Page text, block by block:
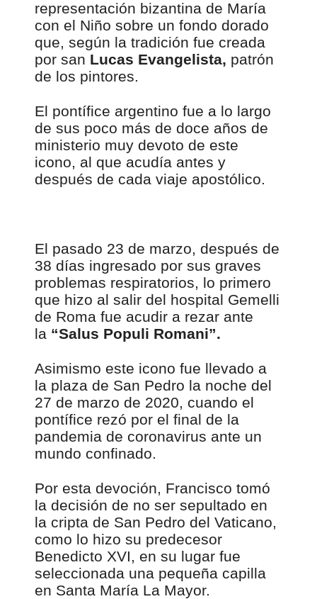
representación bizantina de María
con el Niño sobre un fondo dorado
que, según la tradición fue creada
por san Lucas Evangelista, patrón
de los pintores.
El pontífice argentino fue a lo largo
de sus poco más de doce años de
ministerio muy devoto de este
icono, al que acudía antes y
después de cada viaje apostólico.
El pasado 23 de marzo, después de
38 días ingresado por sus graves
problemas respiratorios, lo primero
que hizo al salir del hospital Gemelli
de Roma fue acudir a rezar ante
la “Salus Populi Romani”.
Asimismo este icono fue llevado a
la plaza de San Pedro la noche del
27 de marzo de 2020, cuando el
pontífice rezó por el final de la
pandemia de coronavirus ante un
mundo confinado.
Por esta devoción, Francisco tomó
la decisión de no ser sepultado en
la cripta de San Pedro del Vaticano,
como lo hizo su predecesor
Benedicto XVI, en su lugar fue
seleccionada una pequeña capilla
en Santa María La Mayor.